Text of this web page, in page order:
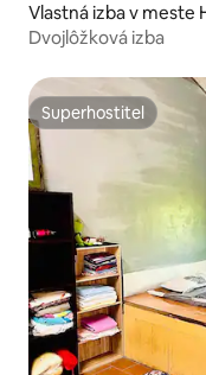
Vlastná izba v meste
Dvojlôžková izba
Superhostiteľ
Superhostiteľ